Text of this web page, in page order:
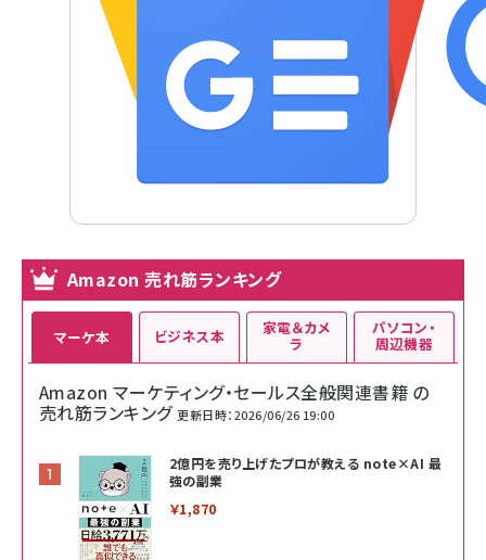
Amazon 売れ筋ランキング
マーケ本
Amazon マーケティング・セールス全般関連書籍 の
売れ筋ランキング 更新日時：2026/06/26 19:00
2億円を売り上げたプロが教える note×AI 最
強の副業
￥1,870
ビジネス本 家電＆カメ
ラ
パソコン・
周辺機器